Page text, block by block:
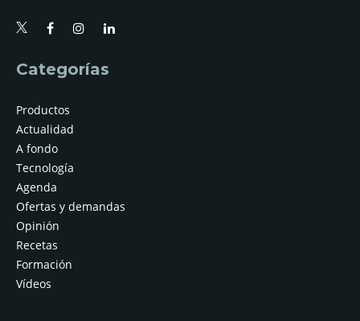
Categorías
Productos
Actualidad
A fondo
Tecnología
Agenda
Ofertas y demandas
Opinión
Recetas
Formación
Vídeos